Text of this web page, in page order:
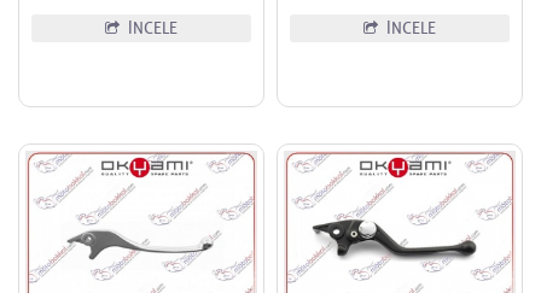
İNCELE İNCELE